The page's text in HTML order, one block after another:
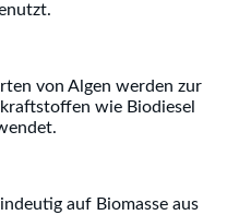
von Algen werden zur
wie Biodiesel
auf Biomasse aus